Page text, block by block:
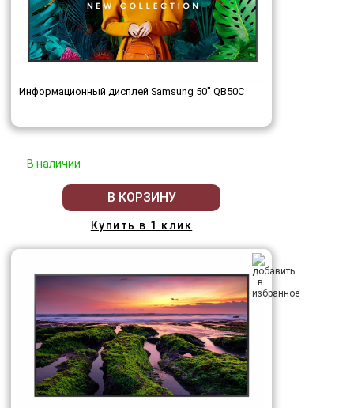
Информационный дисплей Samsung 50" QB50C
В наличии
В КОРЗИНУ
Купить в 1 клик